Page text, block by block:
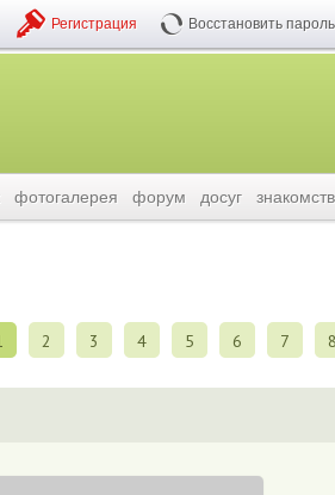
Регистрация Восстановить пароль
фотогалерея форум досуг
2 3 4 5 6 7 8